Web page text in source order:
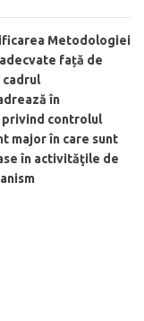
Metodologiei
față de
în
privind controlul
major în care sunt
în activităţile de